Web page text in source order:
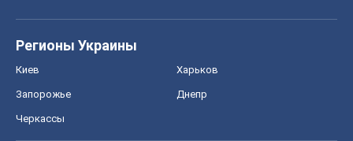
Регионы Украины
Киев Харьков
Запорожье Днепр
Черкассы